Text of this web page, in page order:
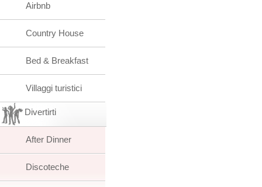
Airbnb
Country House
Bed & Breakfast
Villaggi turistici
Divertirti
After Dinner
Discoteche